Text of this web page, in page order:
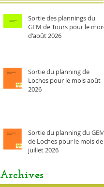
Sortie des plannings du
GEM de Tours pour le mois
d'août 2026
Sortie du planning de
Loches pour le mois août
2026
Sortie du planning du GEM
de Loches pour le mois de
juillet 2026
Archives